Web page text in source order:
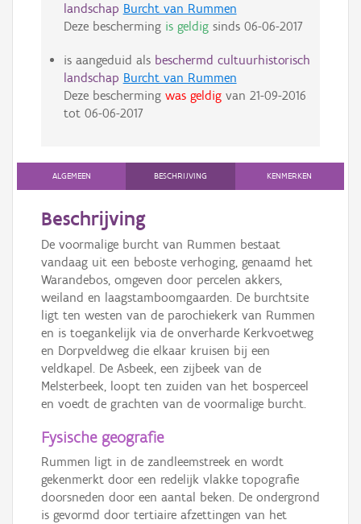
landschap Burcht van Rummen
Deze bescherming is geldigsinds 06-06-2017
is aangeduid als beschermd cultuurhistorisch
landschap Burcht van Rummen
Deze bescherming was geldigvan 21-09-2016
tot 06-06-2017
ALGEMEEN BESCHRIJVING KENMERKEN
Beschrijving
De voormalige burcht van Rummen bestaat
vandaag uit een beboste verhoging, genaamd het
Warandebos, omgeven door percelen akkers,
weiland en laagstamboomgaarden. De burchtsite
ligt ten westen van de parochiekerk van Rummen
en is toegankelijk via de onverharde Kerkvoetweg
en Dorpveldweg die elkaar kruisen bij een
veldkapel. De Asbeek, een zijbeek van de
Melsterbeek, loopt ten zuiden van het bosperceel
en voedt de grachten van de voormalige burcht.
Fysische geografie
Rummen ligt in de zandleemstreek en wordt
gekenmerkt door een redelijk vlakke topografie
doorsneden door een aantal beken. De ondergrond
is gevormd door tertiaire afzettingen van het